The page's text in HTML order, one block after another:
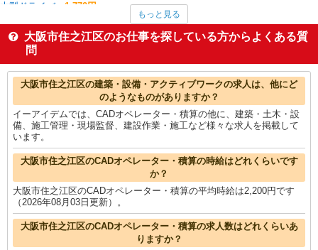
大型ドライバー 1,770円
看護師・保健師・看護助手・助産師 1,717円
研究開発・分析評価1,700円
クレーン・玉掛1,654円
金融・貿易事務
大阪市住之江区の他の職種の平均時給を見る
もっと見る
大阪市住之江区のお仕事を探している方からよくある質
問
大阪市住之江区の建築・設備・アクティブワークの求人は、他にど
のようなものがありますか？
イーアイデムでは、CADオペレーター・積算の他に、建築・土木・設
備、施工管理・現場監督、建設作業・施工など様々な求人を掲載して
います。
大阪市住之江区のCADオペレーター・積算の時給はどれくらいです
か？
大阪市住之江区のCADオペレーター・積算の平均時給は2,200円です
（2026年08月03日更新）。
大阪市住之江区のCADオペレーター・積算の求人数はどれくらいあ
りますか？